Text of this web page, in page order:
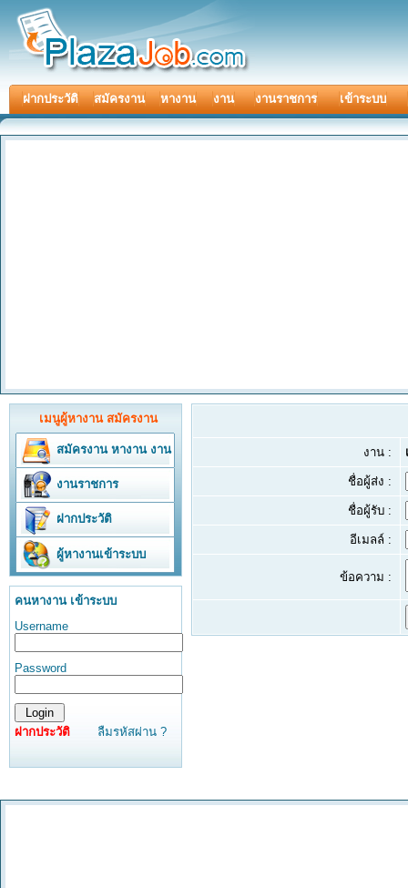
ฝากประวัติ สมัครงาน หางาน งาน งานราชการ เข้าระบบ
งาน :
ชื่อผู้ส่ง :
ชื่อผู้รับ :
อีเมลล์ :
ข้อความ :
เมนูผู้หางาน สมัครงาน
สมัครงาน หางาน งาน
งานราชการ
ฝากประวัติ
ผู้หางานเข้าระบบ
คนหางาน เข้าระบบ
Username
Password
ฝากประวัติ ลืมรหัสผ่าน ?